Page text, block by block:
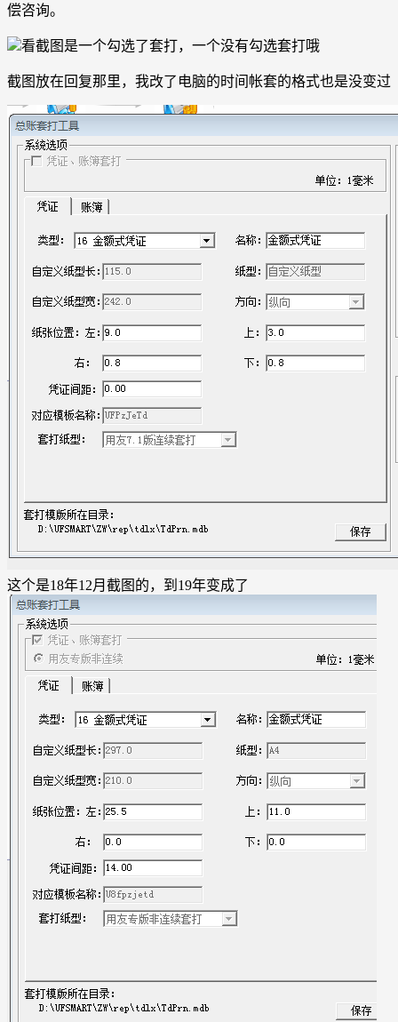
偿咨询。
看截图是一个勾选了套打，一个没有勾选套打哦
截图放在回复那里，我改了电脑的时间帐套的格式也是没变过
这个是18年12月截图的，到19年变成了